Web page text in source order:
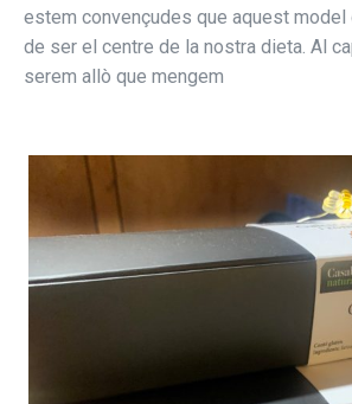
estem convençudes que aquest model
de ser el centre de la nostra dieta. Al
serem allò que mengem